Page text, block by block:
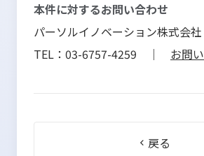
本件に対するお問い合わせ
パーソルイノベーション株式会
TEL：03-6757-4259 ｜ お問
戻る